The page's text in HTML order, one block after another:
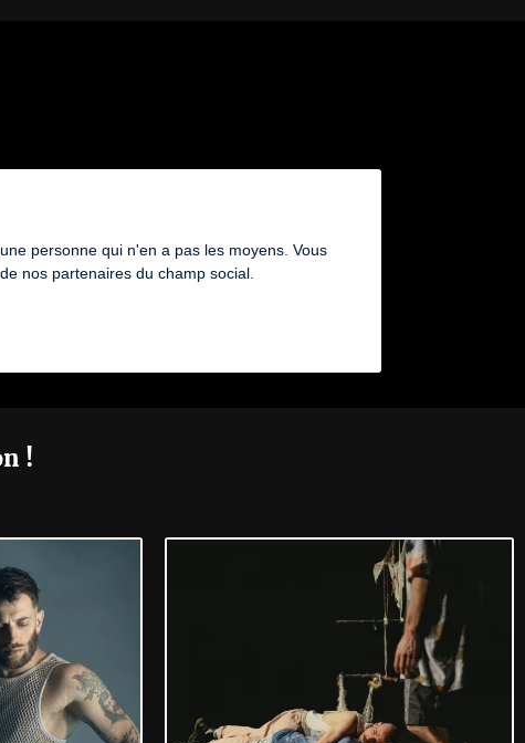
personne qui n'en a pas les moyens. Vous
nos partenaires du champ social.
!